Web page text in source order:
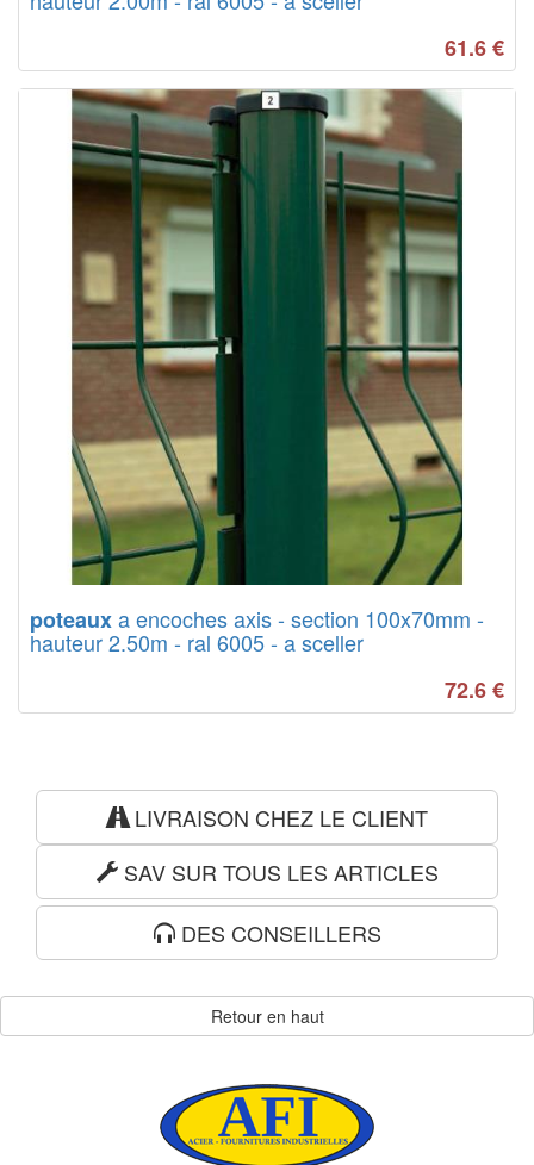
61.6€
poteauxa encoches axis - section 100x70mm -
hauteur 2.50m - ral 6005 - a sceller
72.6€
LIVRAISON CHEZ LE CLIENT
SAV SUR TOUS LES ARTICLES
DES CONSEILLERS
Retour en haut